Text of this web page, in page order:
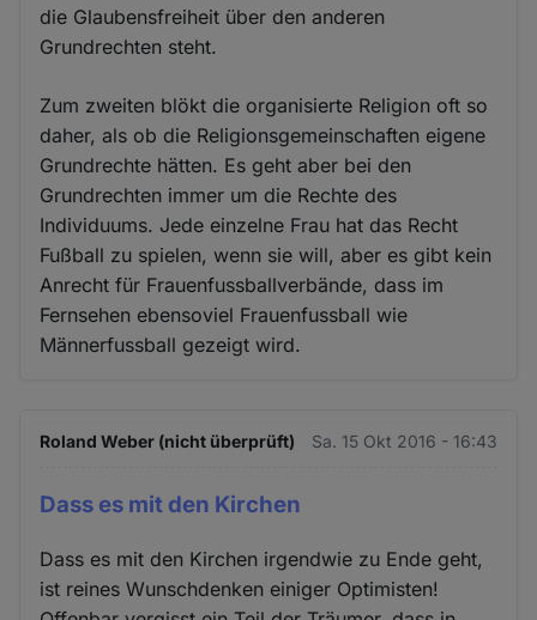
die Glaubensfreiheit über den anderen
Grundrechten steht.
Zum zweiten blökt die organisierte Religion oft so
daher, als ob die Religionsgemeinschaften eigene
Grundrechte hätten. Es geht aber bei den
Grundrechten immer um die Rechte des
Individuums. Jede einzelne Frau hat das Recht
Fußball zu spielen, wenn sie will, aber es gibt kein
Anrecht für Frauenfussballverbände, dass im
Fernsehen ebensoviel Frauenfussball wie
Männerfussball gezeigt wird.
Roland Weber (nicht überprüft) Sa. 15 Okt 2016 - 16:43
Dass es mit den Kirchen
Dass es mit den Kirchen irgendwie zu Ende geht,
ist reines Wunschdenken einiger Optimisten!